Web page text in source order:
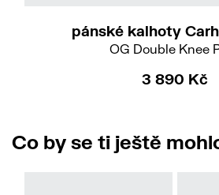
pánské kalhoty
OG Double Knee
3 890 Kč
Co by se ti ještě